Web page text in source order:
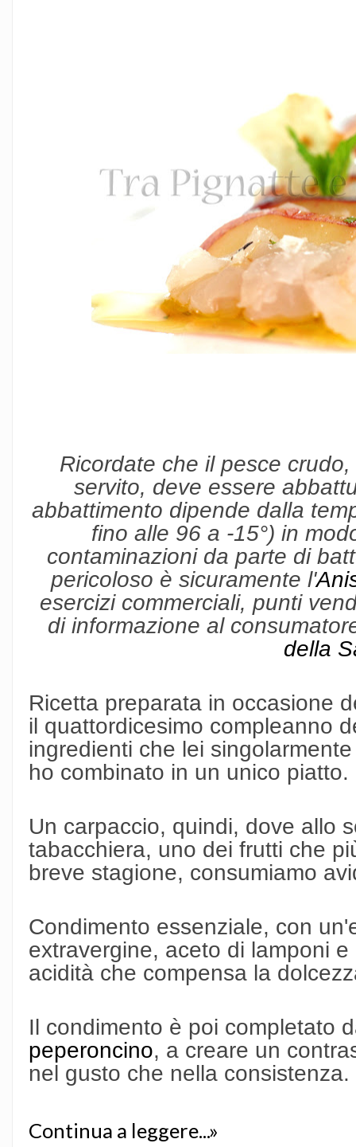
Ricordate che il pesce
servito, deve essere
abbattimento dipende dalla
fino alle 96 a -15°) in
contaminazioni da parte di
pericoloso è sicuramente l'
esercizi commerciali, punti
di informazione al
della
Ricetta preparata in occasione
il quattordicesimo compleanno
ingredienti che lei
ho combinato in un unico piatto.
Un carpaccio, quindi, dove allo
tabacchiera, uno dei frutti che
breve stagione, consumiamo
Condimento essenziale, con
extravergine, aceto di lamponi
acidità che compensa la
Il condimento è poi completato
peperoncino, a creare un
nel gusto che nella consistenza.
Continua a leggere...»